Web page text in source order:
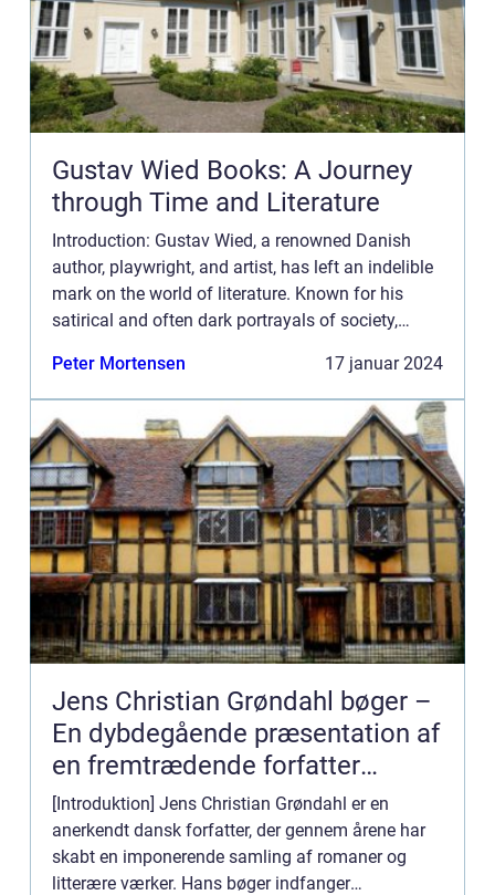
Gustav Wied Books: A Journey
through Time and Literature
Introduction: Gustav Wied, a renowned Danish
author, playwright, and artist, has left an indelible
mark on the world of literature. Known for his
satirical and often dark portrayals of society,
hum...
Peter Mortensen 17 januar 2024
Jens Christian Grøndahl bøger –
En dybdegående præsentation af
en fremtrædende forfatter
indenfor moderne litteratur
[Introduktion] Jens Christian Grøndahl er en
anerkendt dansk forfatter, der gennem årene har
skabt en imponerende samling af romaner og
litterære værker. Hans bøger indfanger